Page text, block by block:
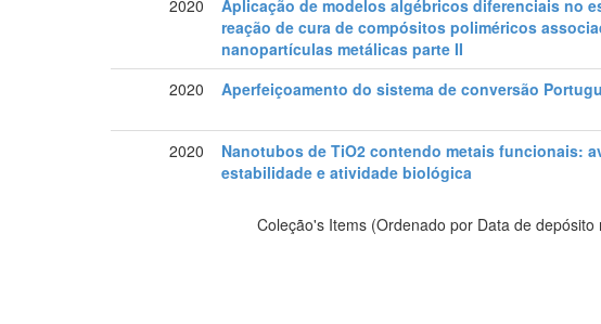
2020
Aplicação de modelos algébricos diferenciais no
reação de cura de compósitos poliméricos
nanopartículas metálicas parte II
2020 Aperfeiçoamento do sistema de conversão
2020
Nanotubos de TiO2 contendo metais funcionais:
estabilidade e atividade biológica
Coleção's Items (Ordenado por Data de